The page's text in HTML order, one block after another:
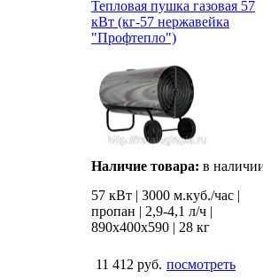
Тепловая пушка газовая 57
кВт (кг-57 нержавейка
"Профтепло")
Наличие товара: в
57 кВт | 3000 м.куб./час |
пропан | 2,9-4,1 л/ч |
890х400х590 | 28 кг
11 412 руб. посмотреть